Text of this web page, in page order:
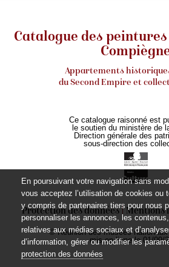
Catalogue des
Appartements
du Second Empire et
Ce catalogue raisonné est
le soutien du ministère de
Direction générale des
sous-direction des
Protection des données Mentions
© Réunion des musées
mis en ligne le 01/09/
En poursuivant votre navigation sans
vous acceptez l’utilisation de cookies ou
y compris de partenaires tiers pour nous
personnaliser les annonces, les
relatives aux médias sociaux et
d’information, gérer ou modifier les
protection des données